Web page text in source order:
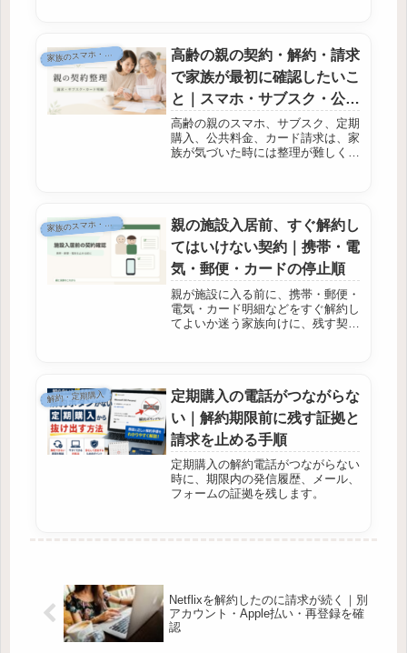
家
族のスマホ・契約
高齢の親の契約・解約・請求
で家族が最初に確認したいこ
と｜スマホ・サブスク・公共
料金の整理メモ
高齢の親のスマホ、サブスク、定期
購入、公共料金、カード請求は、家
族が気づいた時には整理が難しくな
家
族のスマホ・契約
親の施設入居前、すぐ解約し
てはいけない契約｜携帯・電
気・郵便・カードの停止順
親が施設に入る前に、携帯・郵便・
電気・カード明細などをすぐ解約し
てよいか迷う家族向けに、残す契約
解約・定期購入
定期購入の電話がつながらな
い｜解約期限前に残す証拠と
請求を止める手順
定期購入の解約電話がつながらない
時に、期限内の発信履歴、メール、
フォームの証拠を残します。
Netflixを解約したのに請求が続く｜別
アカウント・Apple払い・再登録を確
認